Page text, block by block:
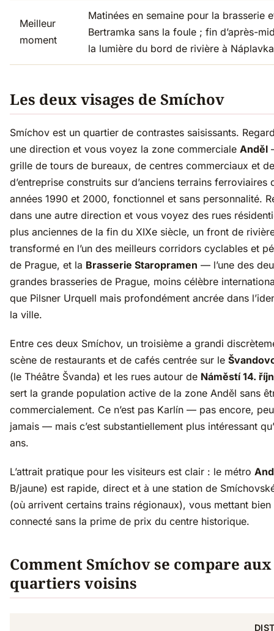
Meilleur
moment
Matinées en semaine pour la brasserie
Bertramka sans la foule ; fin d’après-
la lumière du bord de rivière à Náplavka
Les deux visages de Smíchov
Smíchov est un quartier de contrastes saisissants.
une direction et vous voyez la zone commerciale Anděl
grille de tours de bureaux, de centres commerciaux et
d’entreprise construits sur d’anciens terrains ferroviaires
années 1990 et 2000, fonctionnel et sans personnalité.
dans une autre direction et vous voyez des rues
plus anciennes de la fin du XIXe siècle, un front de
transformé en l’un des meilleurs corridors cyclables et
de Prague, et la Brasserie Staropramen — l’une des
grandes brasseries de Prague, moins célèbre
que Pilsner Urquell mais profondément ancrée dans
la ville.
Entre ces deux Smíchov, un troisième a grandi
scène de restaurants et de cafés centrée sur le
(le Théâtre Švanda) et les rues autour de Náměstí 14.
sert la grande population active de la zone Anděl sans
commercialement. Ce n’est pas Karlín — pas encore,
jamais — mais c’est substantiellement plus intéressant
ans.
L’attrait pratique pour les visiteurs est clair : le métro
B/jaune) est rapide, direct et à une station de
(où arrivent certains trains régionaux), vous mettant bien
connecté sans la prime de prix du centre historique.
Comment Smíchov se compare aux
quartiers voisins